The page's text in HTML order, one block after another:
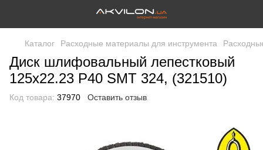
Каталог Расходные материалы для инструмента
Диск шлифовальный лепестковый
125х22.23 P40 SMT 324, (321510)
Код товара: 37970 Оставить отзыв